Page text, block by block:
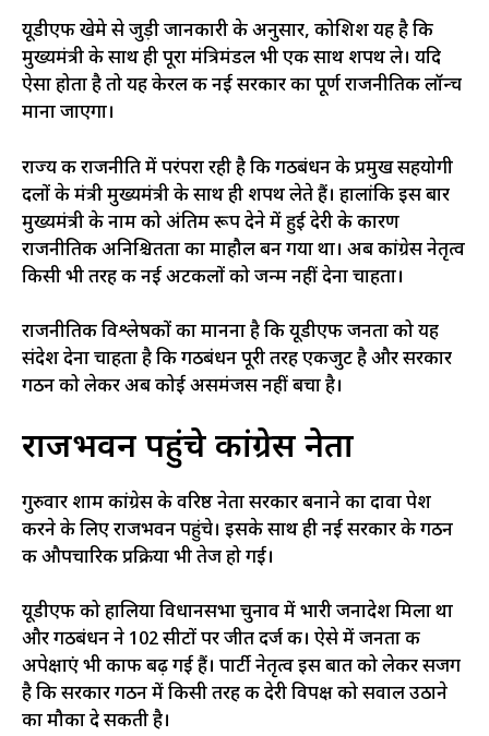
यूडीएफ खेमे से जुड़ी जानकारी के अनुसार, कोशिश यह है कि
मुख्यमंत्री के साथ ही पूरा मंत्रिमंडल भी एक साथ शपथ ले। यदि
ऐसा होता है तो यह केरल की नई सरकार का पूर्ण राजनीतिक लॉन्च
माना जाएगा।
राज्य की राजनीति में परंपरा रही है कि गठबंधन के प्रमुख सहयोगी
दलों के मंत्री मुख्यमंत्री के साथ ही शपथ लेते हैं। हालांकि इस बार
मुख्यमंत्री के नाम को अंतिम रूप देने में हुई देरी के कारण
राजनीतिक अनिश्चितता का माहौल बन गया था। अब कांग्रेस नेतृत्व
किसी भी तरह की नई अटकलों को जन्म नहीं देना चाहता।
राजनीतिक विश्लेषकों का मानना है कि यूडीएफ जनता को यह
संदेश देना चाहता है कि गठबंधन पूरी तरह एकजुट है और सरकार
गठन को लेकर अब कोई असमंजस नहीं बचा है।
राजभवन पहुंचे कांग्रेस नेता
गुरुवार शाम कांग्रेस के वरिष्ठ नेता सरकार बनाने का दावा पेश
करने के लिए राजभवन पहुंचे। इसके साथ ही नई सरकार के गठन
की औपचारिक प्रक्रिया भी तेज हो गई।
यूडीएफ को हालिया विधानसभा चुनाव में भारी जनादेश मिला था
और गठबंधन ने 102 सीटों पर जीत दर्ज की। ऐसे में जनता की
अपेक्षाएं भी काफी बढ़ गई हैं। पार्टी नेतृत्व इस बात को लेकर सजग
है कि सरकार गठन में किसी तरह की देरी विपक्ष को सवाल उठाने
का मौका दे सकती है।